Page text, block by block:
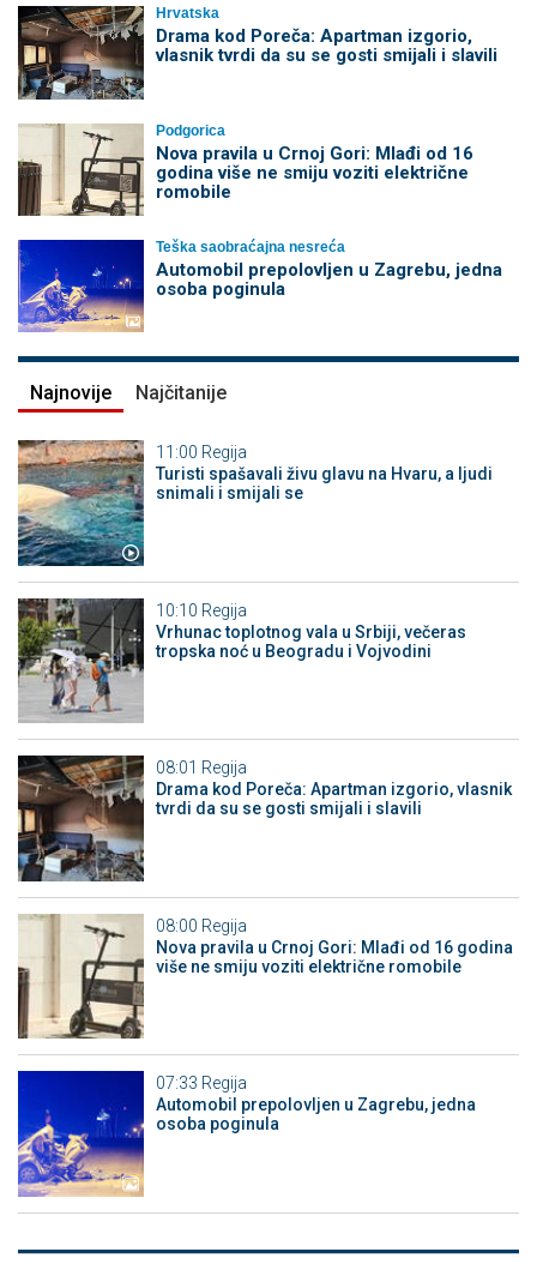
Hrvatska
Drama kod Poreča: Apartman izgorio,
vlasnik tvrdi da su se gosti smijali i slavili
Podgorica
Nova pravila u Crnoj Gori: Mlađi od 16
godina više ne smiju voziti električne
romobile
Teška saobraćajna nesreća
Automobil prepolovljen u Zagrebu, jedna
osoba poginula
Najnovije Najčitanije
11:00 Regija
Turisti spašavali živu glavu na Hvaru, a ljudi
snimali i smijali se
10:10 Regija
Vrhunac toplotnog vala u Srbiji, večeras
tropska noć u Beogradu i Vojvodini
08:01 Regija
Drama kod Poreča: Apartman izgorio, vlasnik
tvrdi da su se gosti smijali i slavili
08:00 Regija
Nova pravila u Crnoj Gori: Mlađi od 16 godina
više ne smiju voziti električne romobile
07:33 Regija
Automobil prepolovljen u Zagrebu, jedna
osoba poginula